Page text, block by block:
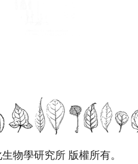
物學研究所 版權所有。